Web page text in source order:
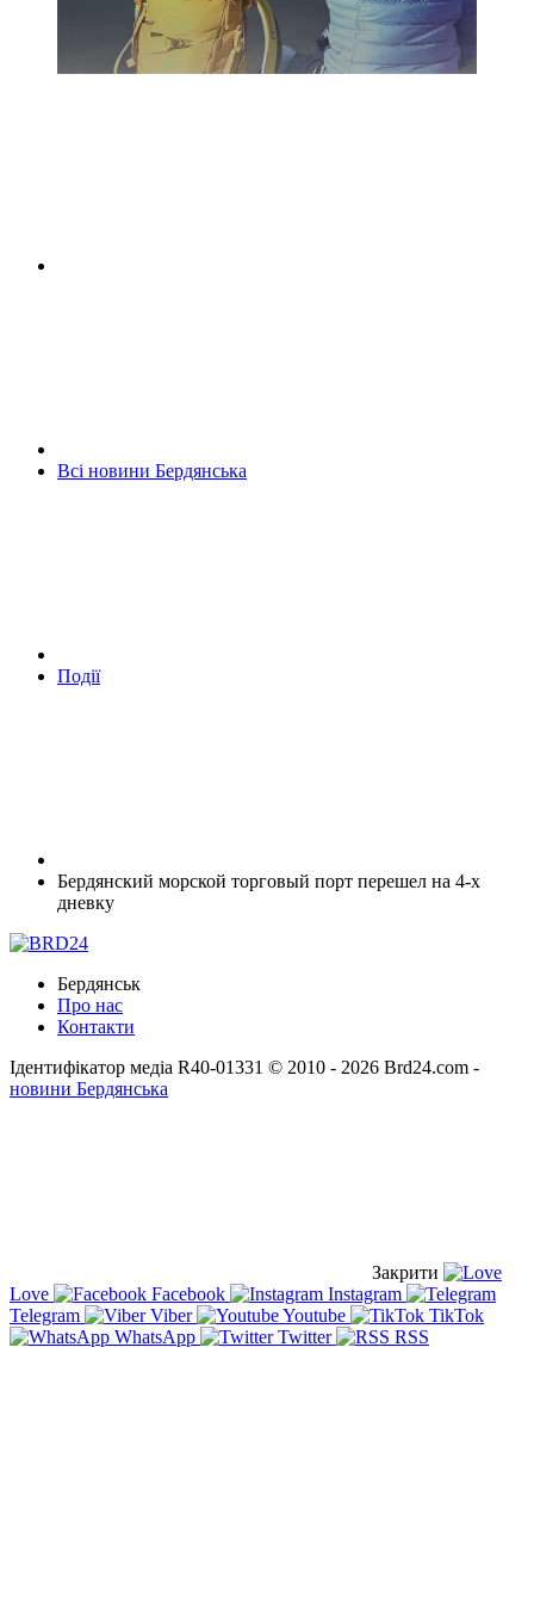
Всі новини Бердянська
Події
Бердянский морской торговый порт перешел на 4-х
дневку
Бердянськ
Про нас
Контакти
Ідентифікатор медіа R40-01331 © 2010 - 2026 Brd24.com -
новини Бердянська
Закрити
Love
Facebook
Instagram
Telegram
Viber Youtube
TikTok
WhatsApp
Twitter RSS